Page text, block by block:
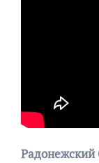
Радонежский